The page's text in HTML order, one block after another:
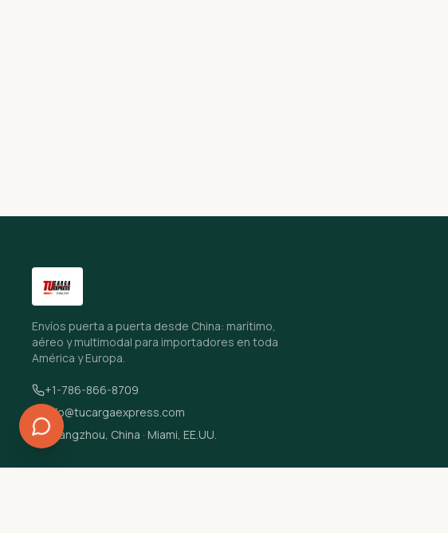
Envíos puerta a puerta desde China: marítimo,
aéreo y multimodal para importadores en toda
América y Europa.
+1-786-866-8709
info@tucargaexpress.com
Guangzhou, China · Miami, EE.UU.